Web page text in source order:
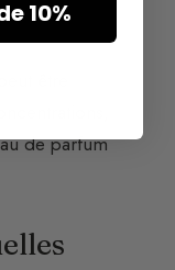
être
de parfum
10%